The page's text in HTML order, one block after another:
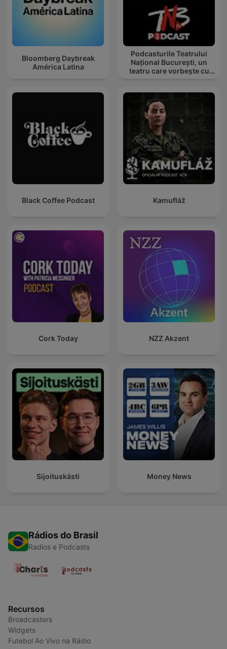
Bloomberg Daybreak
América Latina
Podcasturile Teatrului
Național București, un
teatru care vorbește cu
Black Coffee Podcast Kamufláž
Cork Today NZZ Akzent
Sijoituskästi Money News
Rádios do Brasil
Radios e Podcasts
Recursos
Broadcasters
Widgets
Futebol Ao Vivo na Rádio